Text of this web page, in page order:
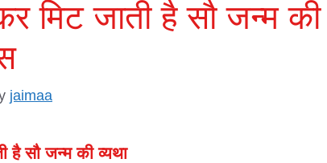
मिट जाती है सौ जन्म की
jaimaa
है सौ जन्म की व्यथा